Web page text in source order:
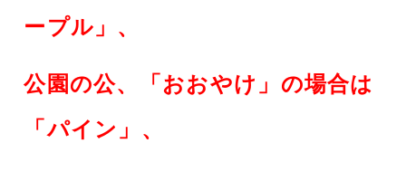
ープル」、
公園の公、「おおやけ」の場合は
「パイン」、